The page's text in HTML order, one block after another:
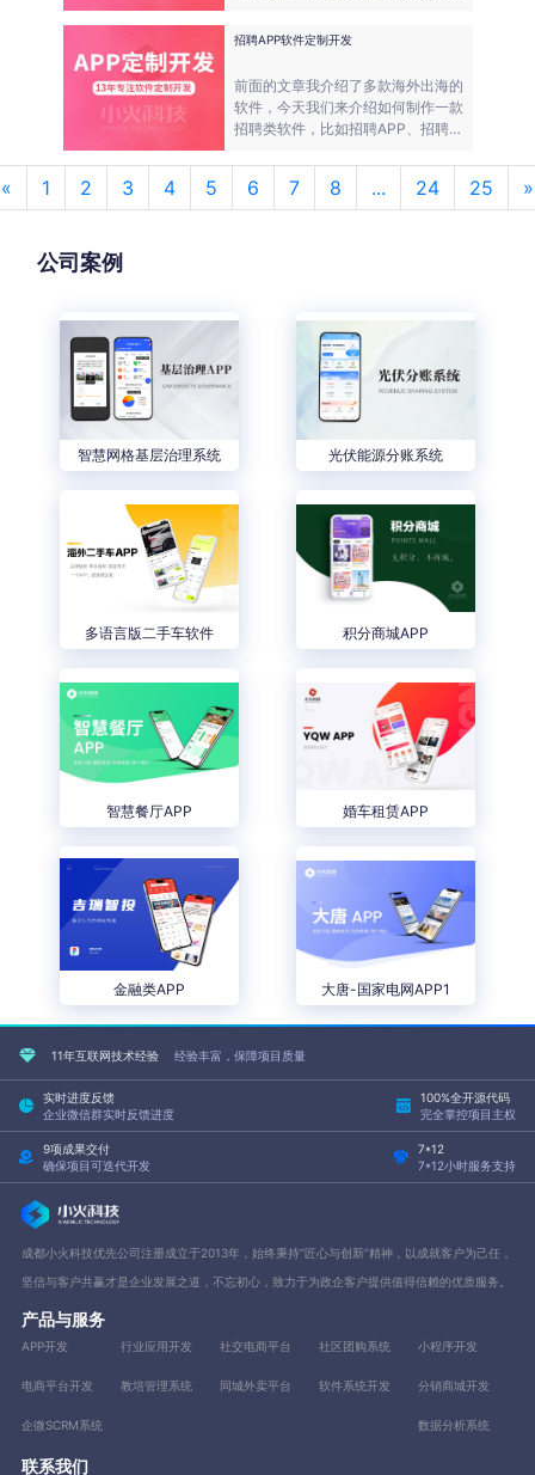
招聘APP软件定制开发
前面的文章我介绍了多款海外出海的
软件，今天我们来介绍如何制作一款
招聘类软件，比如招聘APP、招聘小
业或者创业者想做属于自己的软件，
不依赖于其他平台。
« 1 2 3 4 5 6 7 8 ... 24 25 »
公司案例
智慧网格基层治理系统 光伏能源分账系统
多语言版二手车软件 积分商城APP
智慧餐厅APP 婚车租赁APP
金融类APP 大唐-国家电网APP1
11年互联网技术经验 经验丰富，保障项目质量
实时进度反馈
企业微信群实时反馈进度
100%全开源代码
完全掌控项目主权
9项成果交付
确保项目可迭代开发
7*12
7*12小时服务支持
成都小火科技优先公司注册成立于2013年，始终秉持“匠心与创新”精神，以成就客户为己任，
坚信与客户共赢才是企业发展之道，不忘初心，致力于为政企客户提供值得信赖的优质服务。
产品与服务
APP开发 行业应用开发 社交电商平台 社区团购系统 小程序开发
电商平台开发 教培管理系统 同城外卖平台 软件系统开发 分销商城开发
企微SCRM系统 数据分析系统
联系我们